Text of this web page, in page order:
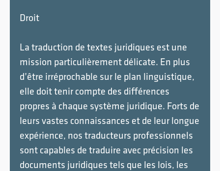
Droit
La traduction de textes juridiques est une
mission particulièrement délicate. En plus
d’être irréprochable sur le plan linguistique,
elle doit tenir compte des différences
propres à chaque système juridique. Forts de
leurs vastes connaissances et de leur longue
expérience, nos traducteurs professionnels
sont capables de traduire avec précision les
documents juridiques tels que les lois, les